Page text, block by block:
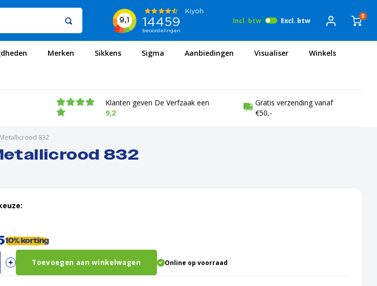
Incl. btw Excl. btw
0
Aanbiedingen Winkels
Merken Sikkens Sigma Visualiser
Klanten geven De Verfzaak een
9,2
Gratis verzending vanaf
€50,-
832
832
10%korting
Toevoegen aan winkelwagen Online op voorraad